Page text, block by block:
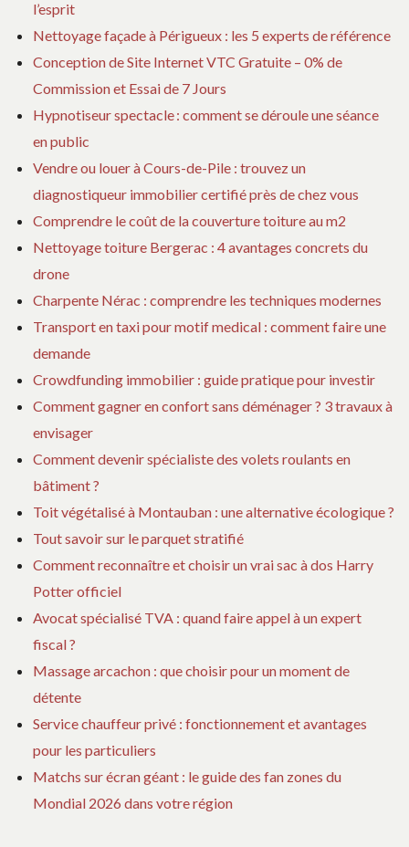
l’esprit
Nettoyage façade à Périgueux : les 5 experts de référence
Conception de Site Internet VTC Gratuite – 0% de
Commission et Essai de 7 Jours
Hypnotiseur spectacle : comment se déroule une séance
en public
Vendre ou louer à Cours-de-Pile : trouvez un
diagnostiqueur immobilier certifié près de chez vous
Comprendre le coût de la couverture toiture au m2
Nettoyage toiture Bergerac : 4 avantages concrets du
drone
Charpente Nérac : comprendre les techniques modernes
Transport en taxi pour motif medical : comment faire une
demande
Crowdfunding immobilier : guide pratique pour investir
Comment gagner en confort sans déménager ? 3 travaux à
envisager
Comment devenir spécialiste des volets roulants en
bâtiment ?
Toit végétalisé à Montauban : une alternative écologique ?
Tout savoir sur le parquet stratifié
Comment reconnaître et choisir un vrai sac à dos Harry
Potter officiel
Avocat spécialisé TVA : quand faire appel à un expert
fiscal ?
Massage arcachon : que choisir pour un moment de
détente
Service chauffeur privé : fonctionnement et avantages
pour les particuliers
Matchs sur écran géant : le guide des fan zones du
Mondial 2026 dans votre région